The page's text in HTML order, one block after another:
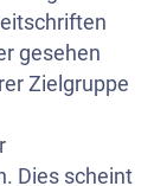
gesehen
Zielgruppe
Dies scheint